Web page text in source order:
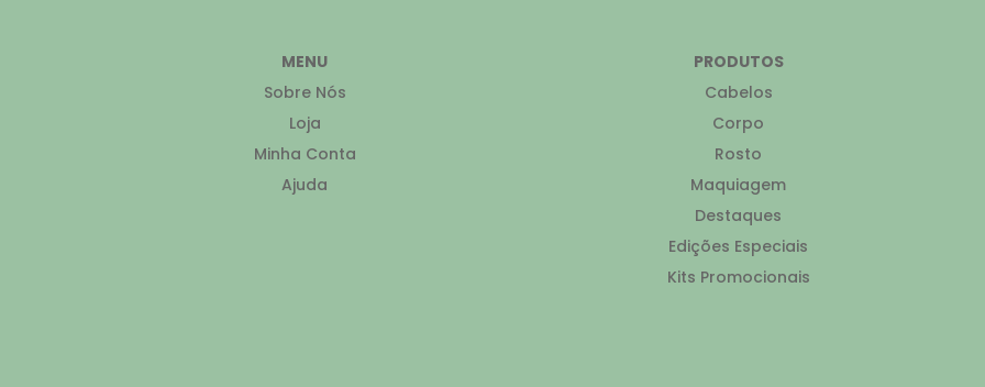
MENU
Sobre Nós
Loja
Minha Conta
Ajuda
PRODUTOS
Cabelos
Corpo
Rosto
Maquiagem
Destaques
Edições Especiais
Kits Promocionais